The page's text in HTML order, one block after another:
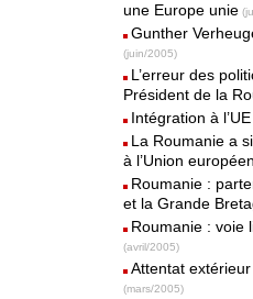
une Europe unie
Gunther
(juin/2005)
L’erreur des
Président de la
Intégration à
La Roumanie a
à l’Union
Roumanie :
et la Grande
Roumanie : voie
(avril/2005)
Attentat
(mars/2005)